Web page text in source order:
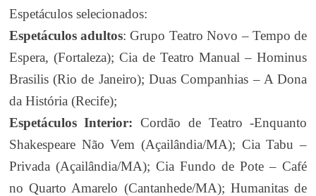
Espetáculos selecionados:
Espetáculos adultos: Grupo Teatro Novo – Tempo de
Espera, (Fortaleza); Cia de Teatro Manual – Hominus
Brasilis (Rio de Janeiro); Duas Companhias – A Dona
da História (Recife);
Espetáculos Interior: Cordão de Teatro -Enquanto
Shakespeare Não Vem (Açailândia/MA); Cia Tabu –
Privada (Açailândia/MA); Cia Fundo de Pote – Café
no Quarto Amarelo (Cantanhede/MA); Humanitas de